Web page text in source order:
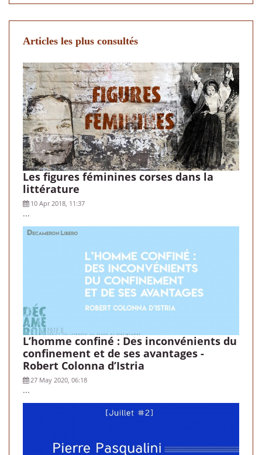
Articles les plus consultés
Les figures féminines corses dans la
littérature
10 Apr 2018, 11:37
...
L’homme confiné : Des inconvénients du
confinement et de ses avantages -
Robert Colonna d’Istria
27 May 2020, 06:18
...